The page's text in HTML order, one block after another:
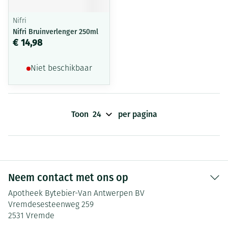
Nifri
Nifri Bruinverlenger 250ml
€ 14,98
Niet beschikbaar
Toon per pagina
Neem contact met ons op
Apotheek Bytebier-Van Antwerpen BV
Vremdesesteenweg 259
2531 Vremde